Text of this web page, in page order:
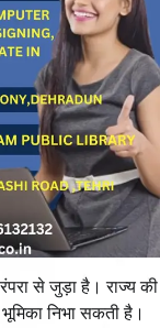
से जुड़ा है। राज्य की
निभा सकती है।